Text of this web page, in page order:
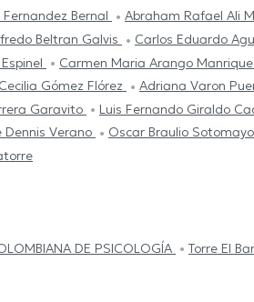
Fernandez Bernal
Abraham Rafael Ali
Beltran Galvis
Carlos Eduardo
Carmen Maria Arango Manrique
Gómez Flórez
Adriana Varon
Garavito
Luis Fernando Giraldo
Dennis Verano
Oscar Braulio
DE PSICOLOGÍA
Torre El